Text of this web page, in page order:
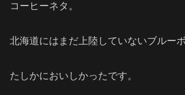
コーヒーネタ。
北海道にはまだ上陸していないブルー
たしかにおいしかったです。